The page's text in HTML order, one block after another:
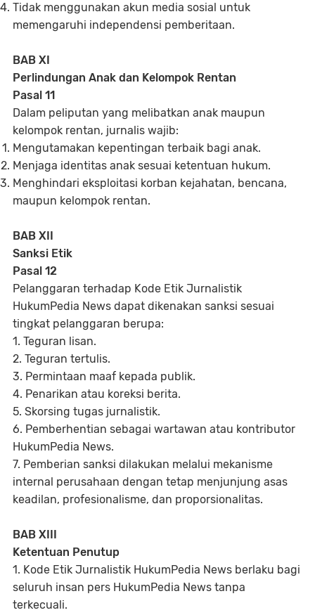
Tidak menggunakan akun media sosial untuk
memengaruhi independensi pemberitaan.
BAB XI
Perlindungan Anak dan Kelompok Rentan
Pasal 11
Dalam peliputan yang melibatkan anak maupun
kelompok rentan, jurnalis wajib:
Mengutamakan kepentingan terbaik bagi anak.
Menjaga identitas anak sesuai ketentuan hukum.
Menghindari eksploitasi korban kejahatan, bencana,
maupun kelompok rentan.
BAB XII
Sanksi Etik
Pasal 12
Pelanggaran terhadap Kode Etik Jurnalistik
HukumPedia News dapat dikenakan sanksi sesuai
tingkat pelanggaran berupa:
1. Teguran lisan.
2. Teguran tertulis.
3. Permintaan maaf kepada publik.
4. Penarikan atau koreksi berita.
5. Skorsing tugas jurnalistik.
6. Pemberhentian sebagai wartawan atau kontributor
HukumPedia News.
7. Pemberian sanksi dilakukan melalui mekanisme
internal perusahaan dengan tetap menjunjung asas
keadilan, profesionalisme, dan proporsionalitas.
BAB XIII
Ketentuan Penutup
1. Kode Etik Jurnalistik HukumPedia News berlaku bagi
seluruh insan pers HukumPedia News tanpa
terkecuali.